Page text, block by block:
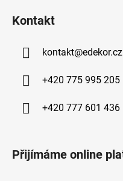
Kontakt
kontakt@edekor.cz
+420 775 995 205
+420 777 601 436
Přijímáme online